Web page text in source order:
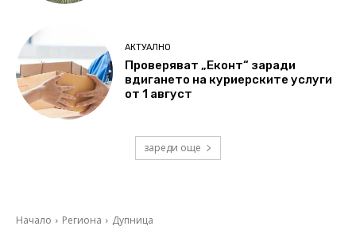
АКТУАЛНО
Проверяват „Еконт“ заради
вдигането на куриерските услуги
от 1 август
зареди още